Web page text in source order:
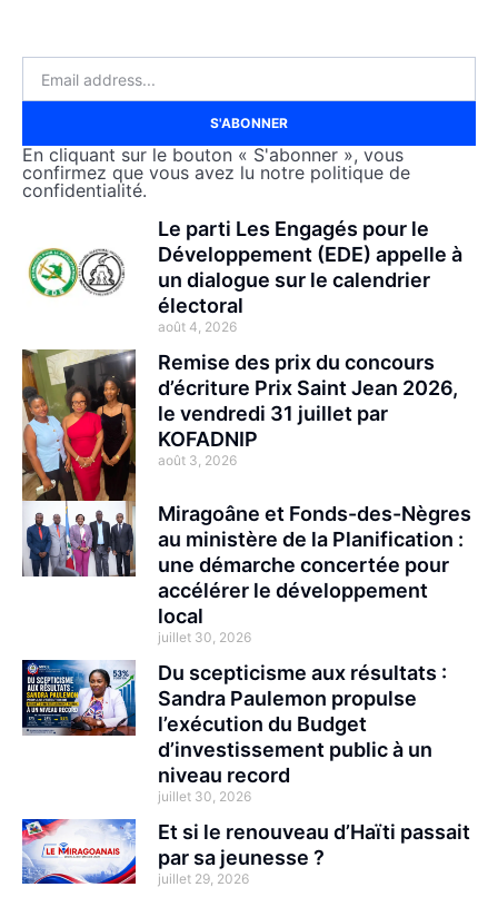
S'ABONNER
En cliquant sur le bouton « S'abonner », vous
confirmez que vous avez lu notre politique de
confidentialité.
Le parti Les Engagés pour le
Développement (EDE) appelle à
un dialogue sur le calendrier
électoral
août 4, 2026
Remise des prix du concours
d’écriture Prix Saint Jean 2026,
le vendredi 31 juillet par
KOFADNIP
août 3, 2026
Miragoâne et Fonds-des-Nègres
au ministère de la Planification :
une démarche concertée pour
accélérer le développement
local
juillet 30, 2026
Du scepticisme aux résultats :
Sandra Paulemon propulse
l’exécution du Budget
d’investissement public à un
niveau record
juillet 30, 2026
Et si le renouveau d’Haïti passait
par sa jeunesse ?
juillet 29, 2026